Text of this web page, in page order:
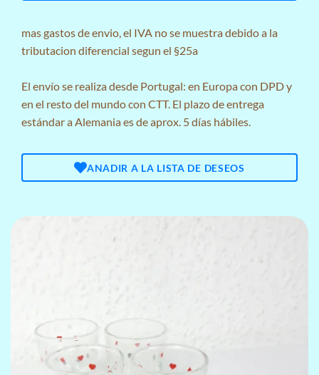
masgastos de envio, el IVA no se muestra debido a la
tributacion diferencial segun el §25a
El envío se realiza desde Portugal: en Europa con DPD y
en el resto del mundo con CTT. El plazo de entrega
estándar a Alemania es de aprox. 5 días hábiles.
ANADIR A LA LISTA DE DESEOS